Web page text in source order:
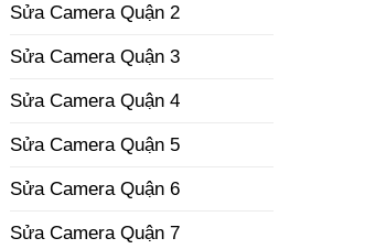
Sửa Camera Quận 2
Sửa Camera Quận 3
Sửa Camera Quận 4
Sửa Camera Quận 5
Sửa Camera Quận 6
Sửa Camera Quận 7